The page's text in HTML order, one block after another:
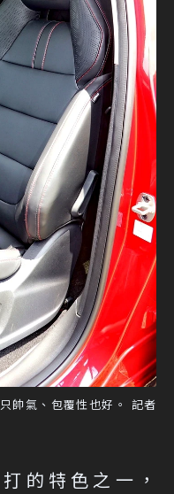
帥氣、包覆性也好。 記者
的特色之一，